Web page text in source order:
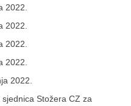
2022.
2022.
2022.
2022.
2022.
Stožera CZ za